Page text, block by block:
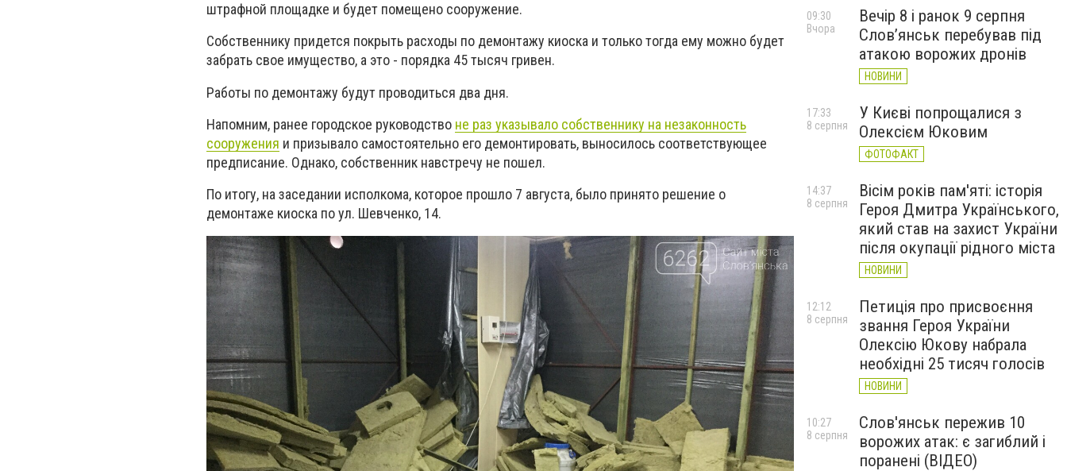
штрафной площадке и будет помещено сооружение.
Собственнику придется покрыть расходы по демонтажу киоска и только тогда ему можно будет
забрать свое имущество, а это - порядка 45 тысяч гривен.
Работы по демонтажу будут проводиться два дня.
Напомним, ранее городское руководство не раз указывало собственнику на незаконность
сооружения и призывало самостоятельно его демонтировать, выносилось соответствующее
предписание. Однако, собственник навстречу не пошел.
По итогу, на заседании исполкома, которое прошло 7 августа, было принято решение о
демонтаже киоска по ул. Шевченко, 14.
Вечір 8 і ранок 9 серпня
Слов’янськ перебував під
атакою ворожих дронів
НОВИНИ
09:30
Вчора
У Києві попрощалися з
Олексієм Юковим
ФОТОФАКТ
17:33
8 серпня
Вісім років пам'яті: історія
Героя Дмитра Українського,
який став на захист України
після окупації рідного міста
НОВИНИ
14:37
8 серпня
Петиція про присвоєння
звання Героя України
Олексію Юкову набрала
необхідні 25 тисяч голосів
НОВИНИ
12:12
8 серпня
Слов'янськ пережив 10
ворожих атак: є загиблий і
поранені (ВІДЕО)
10:27
8 серпня